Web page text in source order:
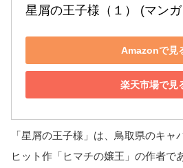
星屑の王子様（１） (マン
Amazonで見
楽天市場で見
「星屑の王子様」は、鳥取県のキャ
ヒット作「ヒマチの嬢王」の作者で